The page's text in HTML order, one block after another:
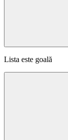
Lista este goală